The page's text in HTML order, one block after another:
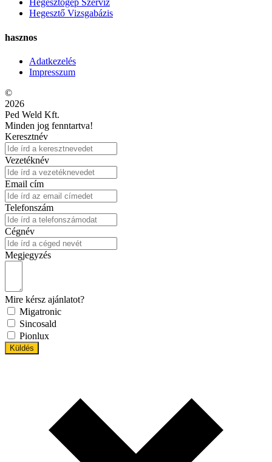
Hegesztőgép Szervíz
Hegesztő Vizsgabázis
hasznos
Adatkezelés
Impresszum
©
2026
Ped Weld Kft.
Minden jog fenntartva!
Keresztnév
Vezetéknév
Email cím
Telefonszám
Cégnév
Megjegyzés
Mire kérsz ajánlatot?
Migatronic
Sincosald
Pionlux
Küldés